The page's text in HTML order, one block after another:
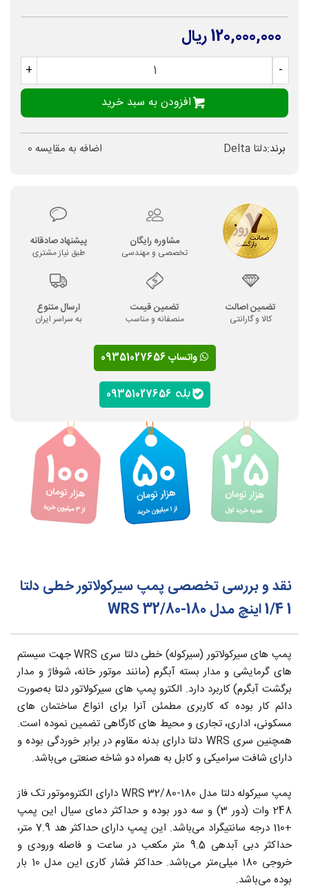
120,000,000 ریال
-
+
افزودن به سبد خرید
برند:دلتا Delta اضافه به مقایسه 0
مشاوره رایگان
تخصصی و مهندسی
پیشنهاد صادقانه
طبق نیاز مشتری
تضمین اصالت
کالا و گارانتی
تضمین قیمت
منصفانه و مناسب
ارسال متنوع
به سراسر ایران
واتساپ 09351027656
نقد و بررسی تخصصی پمپ سیرکولاتور خطی دلتا
1 1/4 اینچ مدل WRS 32/80-180
پمپ های سیرکولاتور (سیرکوله) خطی دلتا سری WRS جهت سیستم
های گرمایشی و مدار بسته آبگرم (مانند موتور خانه، شوفاژ و مدار
برگشت آبگرم) کاربرد دارد. الکترو پمپ های سیرکولاتور دلتا به‌صورت
دائم کار بوده که کاربری مطمئن آنرا برای انواع ساختمان های
مسکونی، اداری، تجاری و محیط های کارگاهی تضمین نموده است.
همچنین سری WRS دلتا دارای بدنه مقاوم در برابر خوردگی بوده و
دارای شافت سرامیکی و کابل به همراه دو شاخه صنعتی می‌باشد.
پمپ سیرکوله دلتا مدل WRS 32/80-180 دارای الکتروموتور تک فاز
248 وات (دور 3) و سه دور بوده و حداکثر دمای سیال این پمپ
+110 درجه سانتیگراد می‌باشد. این پمپ دارای حداکثر هد 7.9 متر،
حداکثر دبی آبدهی 9.5 متر مکعب در ساعت و فاصله ورودی و
خروجی 180 میلی‌متر می‌باشد. حداکثر فشار کاری این مدل 10 بار
بوده می‌باشد.